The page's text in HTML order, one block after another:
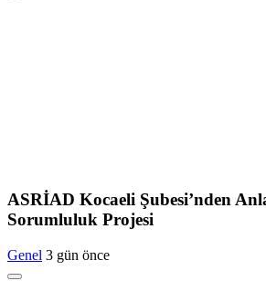
ASRİAD Kocaeli Şubesi’nden
Sorumluluk Projesi
Genel 3 gün önce